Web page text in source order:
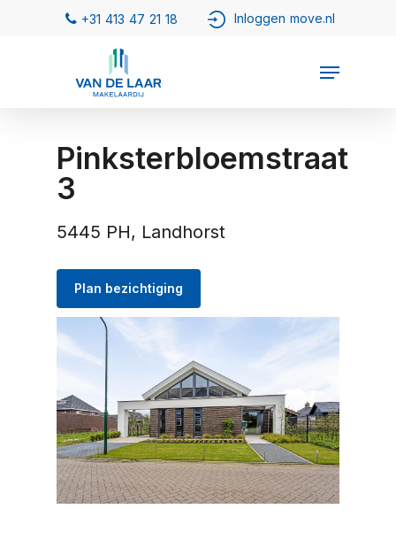
Pinksterbloemstraat
3
5445 PH, Landhorst
Plan bezichtiging